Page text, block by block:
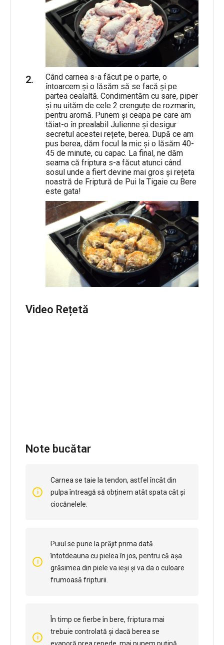
Când carnea s-a făcut pe o parte, o
întoarcem și o lăsăm să se facă și pe
partea cealaltă. Condimentăm cu sare, piper
și nu uităm de cele 2 crenguțe de rozmarin,
pentru aromă. Punem și ceapa pe care am
tăiat-o în prealabil Julienne și desigur
secretul acestei rețete, berea. După ce am
pus berea, dăm focul la mic și o lăsăm 40-
45 de minute, cu capac. La final, ne dăm
seama că friptura s-a făcut atunci când
sosul unde a fiert devine mai gros și rețeta
noastră de Friptură de Pui la Tigaie cu Bere
este gata!
Video Rețetă
Note bucătar
Carnea se taie la tendon, astfel încât din
pulpa întreagă să obținem atât spata cât și
ciocănelele.
Puiul se pune la prăjit prima dată
întotdeauna cu pielea în jos, pentru că așa
grăsimea din piele va ieși și va da o culoare
frumoasă fripturii.
În timp ce fierbe în bere, friptura mai
trebuie controlată și dacă berea se